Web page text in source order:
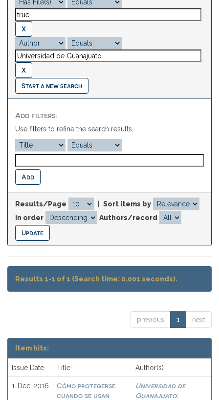
Start a new search
Add filters:
Use filters to refine the search results.
Results/Page
Sort items by
In order
Authors/record
Results 1-1 of 1 (Search time: 0.001 seconds).
previous 1 next
Item hits:
Issue Date Title Author(s)
1-Dec-2016
Cómo protegerse
cuando se usan
Universidad de
Guanajuato;